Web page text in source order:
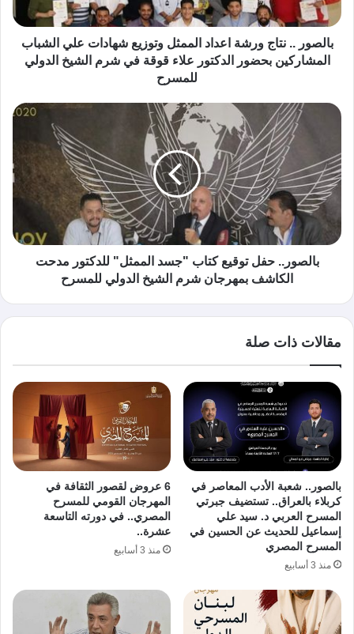
بالصور .. نتاج ورشة اعداد الممثل وتوزيع شهادات علي الشباب
المشاركين بحضور الدكتور علاء قوقة في شرم الشيخ الدولي
للمسرح
بالصور.. حفل توقيع كتاب "جسد الممثل" للدكتور مدحت
الكاشف بمهرجان شرم الشيخ الدولي للمسرح
مقالات ذات صلة
بالصور.. شعبة الأدب المعاصر في
كربلاء بالعراق.. تستضيف جبرتي
المسرح العربي د. سيد علي
إسماعيل للحديث عن الحسين في
المسرح المصري
منذ 3 أسابيع
6 عروض لقصور الثقافة في
المهرجان القومي للمسرح
المصري.. في دورته التاسعة
عشرة..
منذ 3 أسابيع